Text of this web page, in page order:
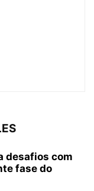
desafios com
fase do